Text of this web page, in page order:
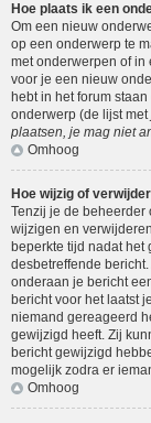
Hoe plaats ik een
Om een nieuw
op een onderwerp te
met onderwerpen of in
voor je een nieuw
hebt in het forum
onderwerp (de lijst met
plaatsen, je mag niet
Omhoog
Hoe wijzig of
Tenzij je de beheerder
wijzigen en
beperkte tijd nadat het
desbetreffende
onderaan je bericht
bericht voor het laatst
niemand gereageerd
gewijzigd heeft. Zij
bericht gewijzigd
mogelijk zodra er
Omhoog